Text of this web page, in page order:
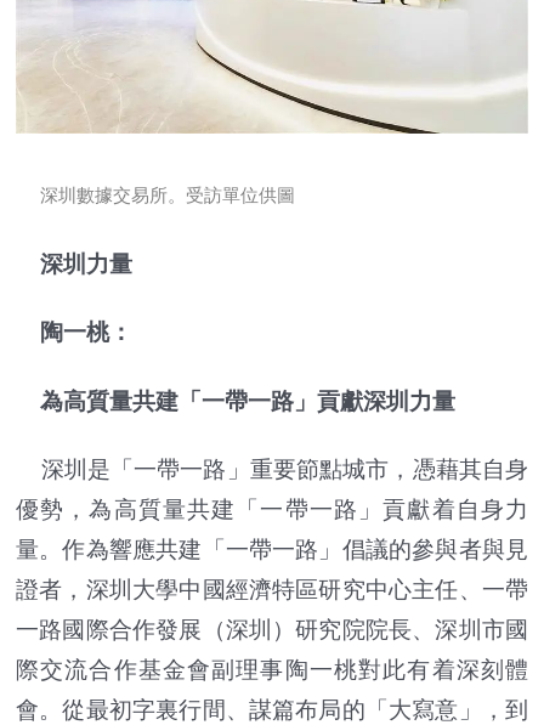
深圳數據交易所。受訪單位供圖
深圳力量
陶一桃：
為高質量共建「一帶一路」貢獻深圳力量
深圳是「一帶一路」重要節點城市，憑藉其自身
優勢，為高質量共建「一帶一路」貢獻着自身力
量。作為響應共建「一帶一路」倡議的參與者與見
證者，深圳大學中國經濟特區研究中心主任、一帶
一路國際合作發展（深圳）研究院院長、深圳市國
際交流合作基金會副理事陶一桃對此有着深刻體
會。從最初字裏行間、謀篇布局的「大寫意」，到